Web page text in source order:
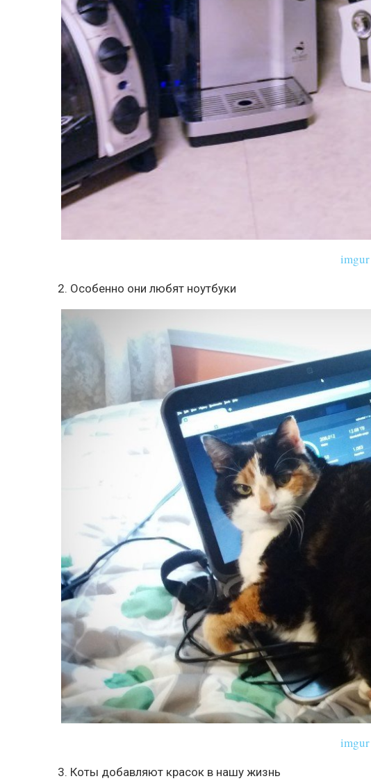
imgur
2. Особенно они любят ноутбуки
imgur
3. Коты добавляют красок в нашу жизнь